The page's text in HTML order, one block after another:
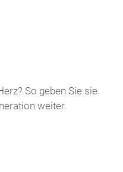
So geben Sie sie
weiter.